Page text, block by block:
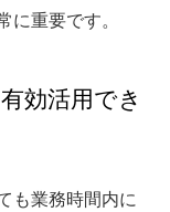
に重要です。
効活用でき
も業務時間内に